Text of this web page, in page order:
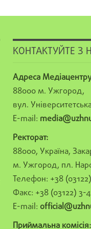
КОНТАКТУЙТЕ З
Адреса
88000 м. Ужгород,
вул.
E-mail:
Ректорат:
88000, Україна,
м. Ужгород, пл.
Телефон: +38
Факс: +38 (03122) 3-
E-mail:
Приймальна комісія: